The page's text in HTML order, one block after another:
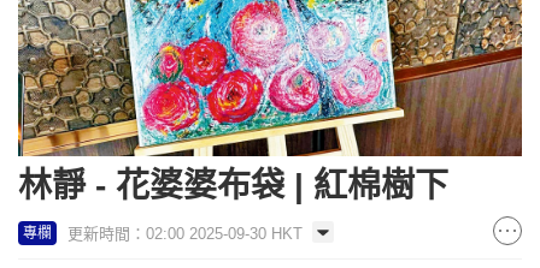
林靜 - 花婆婆布袋 | 紅棉樹下
專欄 更新時間：02:00 2025-09-30 HKT